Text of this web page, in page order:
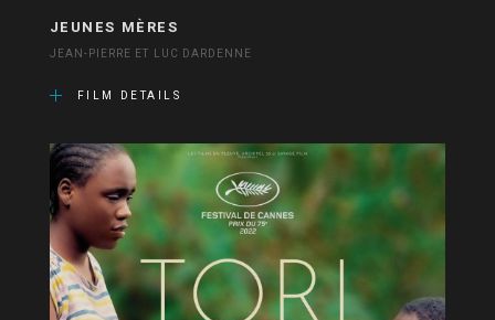
JEUNES MÈRES
JEAN-PIERRE ET LUC DARDENNE
FILM DETAILS